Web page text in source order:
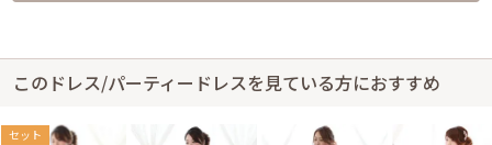
このドレス/パーティードレスを見ている方におすすめ
セット